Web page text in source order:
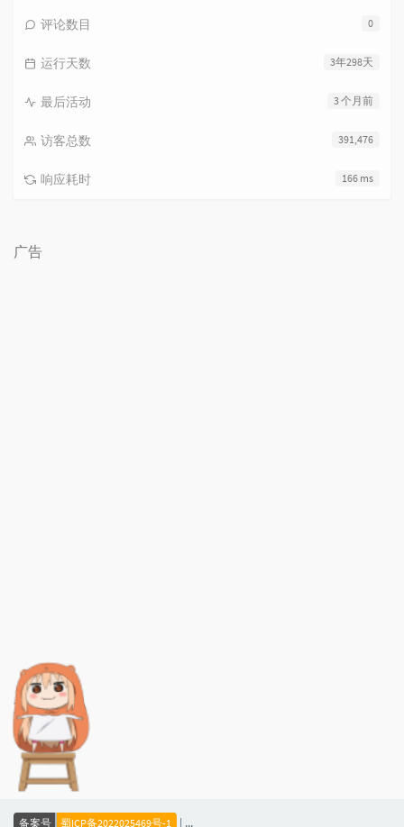
0
评论数目
3年298天
运行天数
3 个月前
最后活动
391,476
访客总数
166 ms
响应耗时
广告
文章标签
暂无标签
备案号 蜀ICP备2022025469号-1 |